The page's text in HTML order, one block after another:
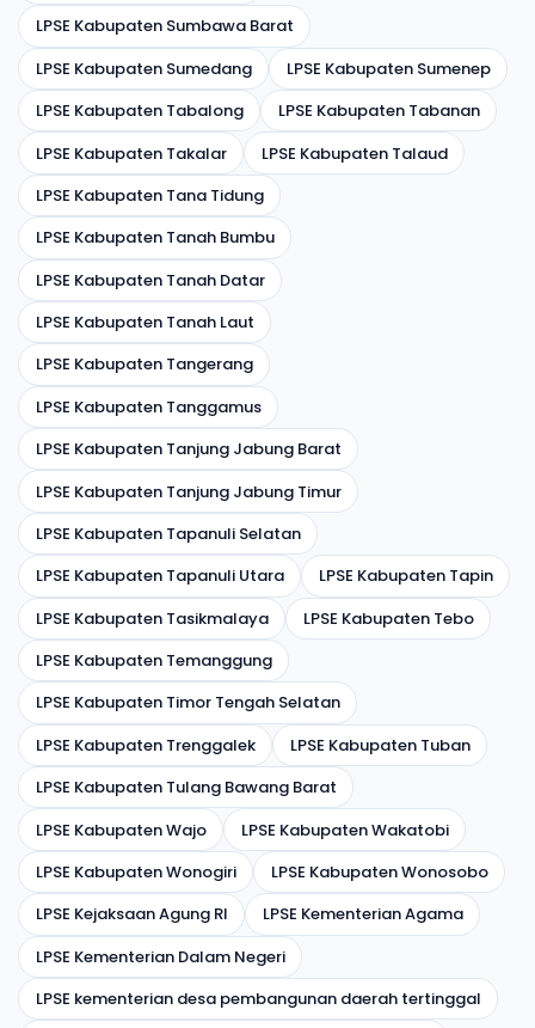
LPSE Kabupaten Sumbawa Barat
LPSE Kabupaten Sumedang
LPSE Kabupaten Sumenep
LPSE Kabupaten Tabalong
LPSE Kabupaten Tabanan
LPSE Kabupaten Takalar
LPSE Kabupaten Talaud
LPSE Kabupaten Tana Tidung
LPSE Kabupaten Tanah Bumbu
LPSE Kabupaten Tanah Datar
LPSE Kabupaten Tanah Laut
LPSE Kabupaten Tangerang
LPSE Kabupaten Tanggamus
LPSE Kabupaten Tanjung Jabung Barat
LPSE Kabupaten Tanjung Jabung Timur
LPSE Kabupaten Tapanuli Selatan
LPSE Kabupaten Tapanuli Utara
LPSE Kabupaten Tapin
LPSE Kabupaten Tasikmalaya
LPSE Kabupaten Tebo
LPSE Kabupaten Temanggung
LPSE Kabupaten Timor Tengah Selatan
LPSE Kabupaten Trenggalek
LPSE Kabupaten Tuban
LPSE Kabupaten Tulang Bawang Barat
LPSE Kabupaten Wajo
LPSE Kabupaten Wakatobi
LPSE Kabupaten Wonogiri
LPSE Kabupaten Wonosobo
LPSE Kejaksaan Agung RI
LPSE Kementerian Agama
LPSE Kementerian Dalam Negeri
LPSE kementerian desa pembangunan daerah tertinggal